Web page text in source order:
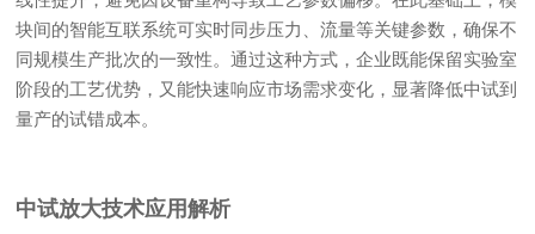
块间的智能互联系统可实时同步压力、流量等关键参数，确保不
同规模生产批次的一致性。通过这种方式，企业既能保留实验室
阶段的工艺优势，又能快速响应市场需求变化，显著降低中试到
量产的试错成本。
中试放大技术应用解析